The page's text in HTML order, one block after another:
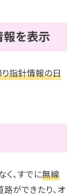
を表示
指針情報の日
、すでに無線
ができたり、オ